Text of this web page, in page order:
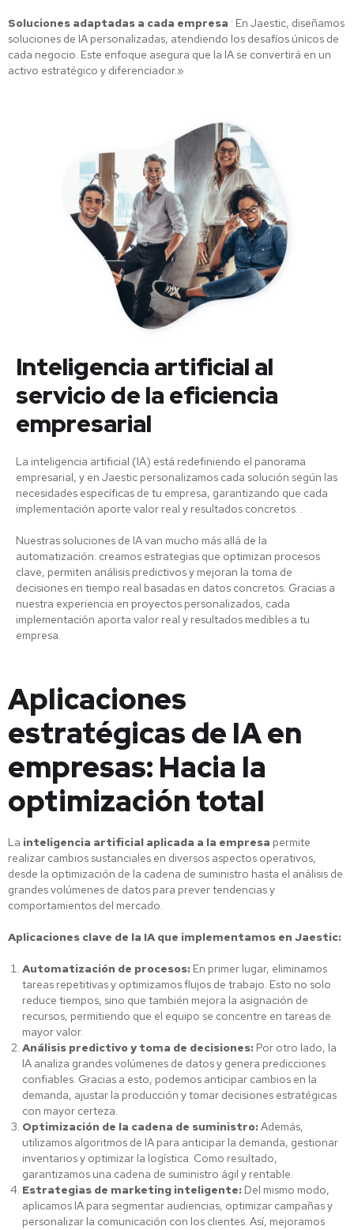
Soluciones adaptadas a cada empresa : En Jaestic, diseñamos
soluciones de IA personalizadas, atendiendo los desafíos únicos de
cada negocio. Este enfoque asegura que la IA se convertirá en un
activo estratégico y diferenciador.»
Inteligencia artificial al
servicio de la eficiencia
empresarial
La inteligencia artificial (IA) está redefiniendo el panorama
empresarial, y en Jaestic personalizamos cada solución según las
necesidades específicas de tu empresa, garantizando que cada
implementación aporte valor real y resultados concretos. .
Nuestras soluciones de IA van mucho más allá de la
automatización: creamos estrategias que optimizan procesos
clave, permiten análisis predictivos y mejoran la toma de
decisiones en tiempo real basadas en datos concretos. Gracias a
nuestra experiencia en proyectos personalizados, cada
implementación aporta valor real y resultados medibles a tu
empresa.
Aplicaciones
estratégicas de IA en
empresas: Hacia la
optimización total
La inteligencia artificial aplicada a la empresa permite
realizar cambios sustanciales en diversos aspectos operativos,
desde la optimización de la cadena de suministro hasta el análisis de
grandes volúmenes de datos para prever tendencias y
comportamientos del mercado.
Aplicaciones clave de la IA que implementamos en Jaestic:
Automatización de procesos: En primer lugar, eliminamos
tareas repetitivas y optimizamos flujos de trabajo. Esto no solo
reduce tiempos, sino que también mejora la asignación de
recursos, permitiendo que el equipo se concentre en tareas de
mayor valor.
Análisis predictivo y toma de decisiones: Por otro lado, la
IA analiza grandes volúmenes de datos y genera predicciones
confiables. Gracias a esto, podemos anticipar cambios en la
demanda, ajustar la producción y tomar decisiones estratégicas
con mayor certeza.
Optimización de la cadena de suministro:Además,
utilizamos algoritmos de IA para anticipar la demanda, gestionar
inventarios y optimizar la logística. Como resultado,
garantizamos una cadena de suministro ágil y rentable.
Estrategias de marketing inteligente: Del mismo modo,
aplicamos IA para segmentar audiencias, optimizar campañas y
personalizar la comunicación con los clientes. Así, mejoramos